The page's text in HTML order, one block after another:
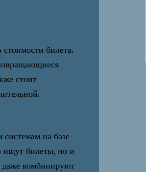
билета.
стоит
на базе
билеты, но и
даже комбинируют